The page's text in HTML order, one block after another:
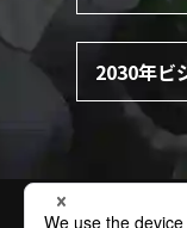
2030年ビ
サイト